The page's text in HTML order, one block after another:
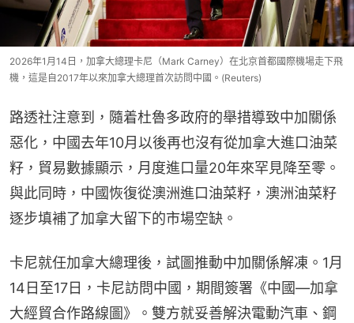
2026年1月14日，加拿大總理卡尼（Mark Carney）在北京首都國際機場走下飛
機，這是自2017年以來加拿大總理首次訪問中國。(Reuters)
路透社注意到，隨着杜魯多政府的舉措導致中加關係
惡化，中國去年10月以後再也沒有從加拿大進口油菜
籽，貿易數據顯示，月度進口量20年來罕見降至零。
與此同時，中國恢復從澳洲進口油菜籽，澳洲油菜籽
逐步填補了加拿大留下的市場空缺。
卡尼就任加拿大總理後，試圖推動中加關係解凍。1月
14日至17日，卡尼訪問中國，期間簽署《中國—加拿
大經貿合作路線圖》。雙方就妥善解決電動汽車、鋼